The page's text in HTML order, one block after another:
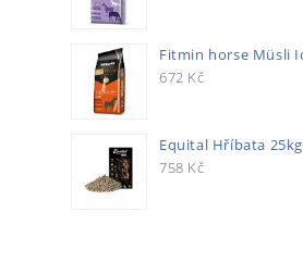
672 Kč
Equital Hříbata 25kg
758 Kč